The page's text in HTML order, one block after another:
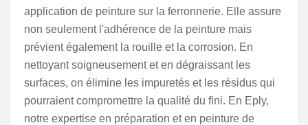
application de peinture sur la ferronnerie. Elle assure
non seulement l'adhérence de la peinture mais
prévient également la rouille et la corrosion. En
nettoyant soigneusement et en dégraissant les
surfaces, on élimine les impuretés et les résidus qui
pourraient compromettre la qualité du fini. En Eply,
notre expertise en préparation et en peinture de